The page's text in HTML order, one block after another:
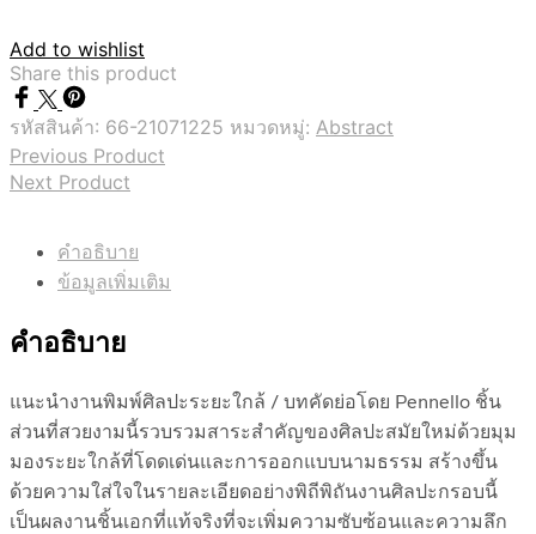
Add to wishlist
Share this product
รหัสสินค้า: 66-21071225 หมวดหมู่: Abstract
Previous Product
Next Product
คำอธิบาย
ข้อมูลเพิ่มเติม
คำอธิบาย
แนะนำงานพิมพ์ศิลปะระยะใกล้ / บทคัดย่อโดย Pennello ชิ้น
ส่วนที่สวยงามนี้รวบรวมสาระสำคัญของศิลปะสมัยใหม่ด้วยมุม
มองระยะใกล้ที่โดดเด่นและการออกแบบนามธรรม สร้างขึ้น
ด้วยความใส่ใจในรายละเอียดอย่างพิถีพิถันงานศิลปะกรอบนี้
เป็นผลงานชิ้นเอกที่แท้จริงที่จะเพิ่มความซับซ้อนและความลึก